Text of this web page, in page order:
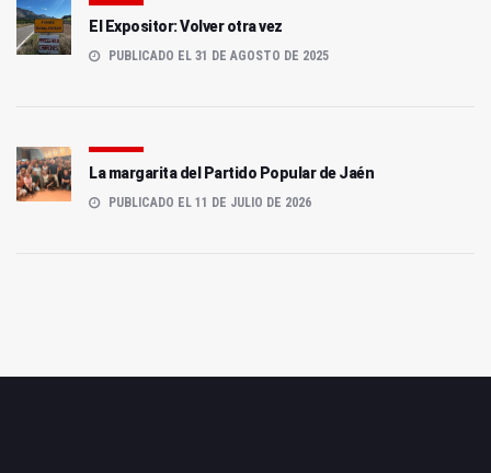
El Expositor: Volver otra vez
PUBLICADO EL 31 DE AGOSTO DE 2025
La margarita del Partido Popular de Jaén
PUBLICADO EL 11 DE JULIO DE 2026